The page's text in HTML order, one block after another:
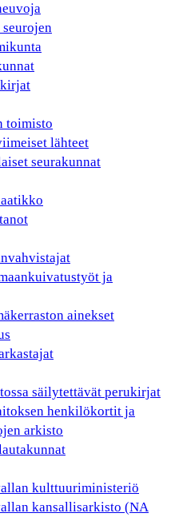
toimisto
lähteet
seurakunnat
ja
ainekset
säilytettävät perukirjat
henkilökortit ja
arkisto
kulttuuriministeriö
kansallisarkisto (NA